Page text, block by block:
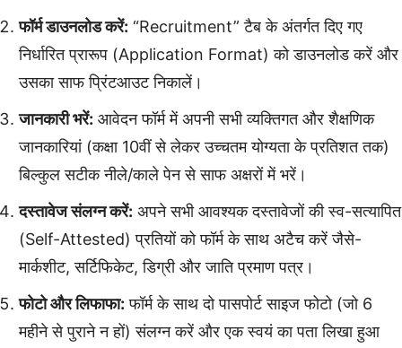
फॉर्म डाउनलोड करें: “Recruitment” टैब के अंतर्गत दिए गए
निर्धारित प्रारूप (Application Format) को डाउनलोड करें और
उसका साफ प्रिंटआउट निकालें।
जानकारी भरें: आवेदन फॉर्म में अपनी सभी व्यक्तिगत और शैक्षणिक
जानकारियां (कक्षा 10वीं से लेकर उच्चतम योग्यता के प्रतिशत तक)
बिल्कुल सटीक नीले/काले पेन से साफ अक्षरों में भरें।
दस्तावेज संलग्न करें: अपने सभी आवश्यक दस्तावेजों की स्व-सत्यापित
(Self-Attested) प्रतियों को फॉर्म के साथ अटैच करें जैसे-
मार्कशीट, सर्टिफिकेट, डिग्री और जाति प्रमाण पत्र।
फोटो और लिफाफा: फॉर्म के साथ दो पासपोर्ट साइज फोटो (जो 6
महीने से पुराने न हों) संलग्न करें और एक स्वयं का पता लिखा हुआ